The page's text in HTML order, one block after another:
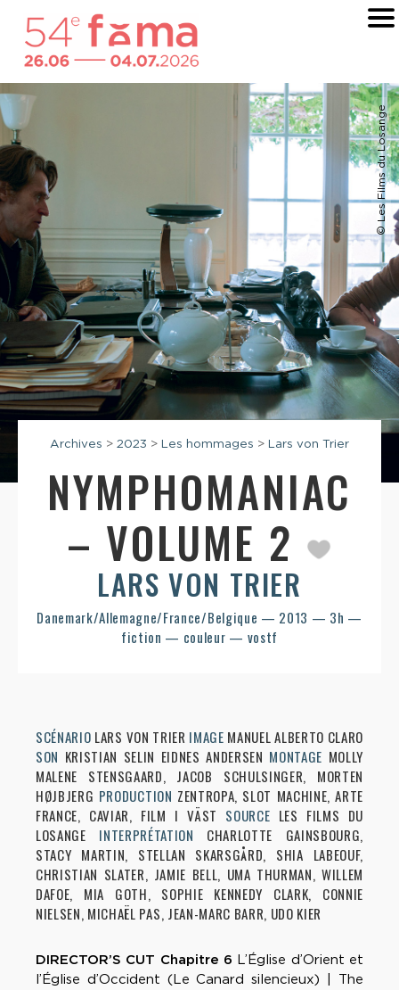
© Les Films du Losange
Archives > 2023 > Les hommages > Lars von Trier
NYMPHOMANIAC
– VOLUME 2
LARS VON TRIER
Danemark/Allemagne/France/Belgique — 2013 — 3h —
fiction — couleur — vostf
SCÉNARIO LARS VON TRIER IMAGE MANUEL ALBERTO CLARO
SON KRISTIAN SELIN EIDNES ANDERSEN MONTAGE MOLLY
MALENE STENSGAARD, JACOB SCHULSINGER, MORTEN
HØJBJERG PRODUCTION ZENTROPA, SLOT MACHINE, ARTE
FRANCE, CAVIAR, FILM I VÄST SOURCE LES FILMS DU
LOSANGE INTERPRÉTATION
CHARLOTTE GAINSBOURG,
STACY MARTIN, STELLAN SKARSGÅRD, SHIA LABEOUF,
CHRISTIAN SLATER, JAMIE BELL, UMA THURMAN, WILLEM
DAFOE, MIA GOTH, SOPHIE KENNEDY CLARK, CONNIE
NIELSEN, MICHAËL PAS, JEAN-MARC BARR, UDO KIER
DIRECTOR’S CUT Chapitre 6 L’Église d’Orient et
l’Église d’Occident (Le Canard silencieux) | The